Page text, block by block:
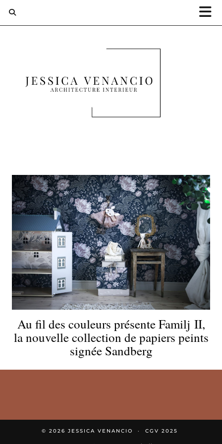
Au fil des couleurs présente Familj II,
la nouvelle collection de papiers peints
signée Sandberg
© 2026 JESSICA VENANCIO CGV 2025